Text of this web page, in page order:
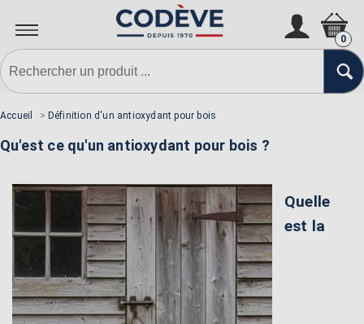
0
Accueil > Définition d'un antioxydant pour bois
Qu'est ce qu'un antioxydant pour bois ?
Quelle
est la